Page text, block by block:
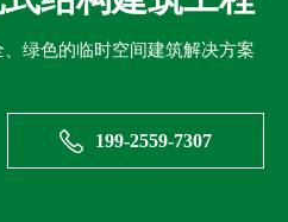
绿色的临时空间建筑解决方案
199-2559-7307